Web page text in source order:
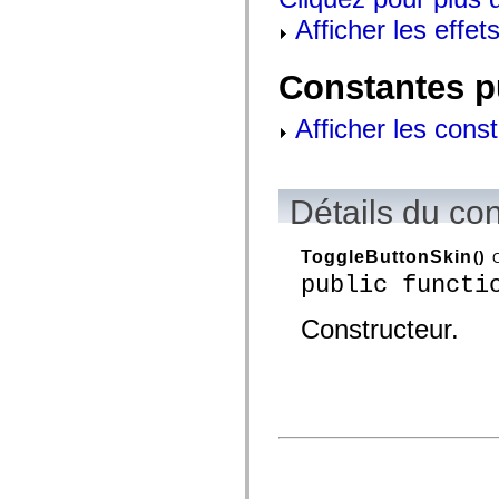
Afficher les
Constantes
Afficher les
Détails du
ToggleButtonSkin()
public
Constructeur.